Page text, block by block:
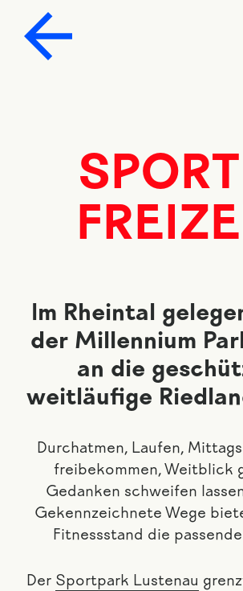
Im Rheintal
der Millennium
an die
weitläufige
Durchatmen, Laufen,
freibekommen, Weitblick
Gedanken schweifen
Gekennzeichnete Wege
Fitnessstand die
Der Sportpark Lustenau